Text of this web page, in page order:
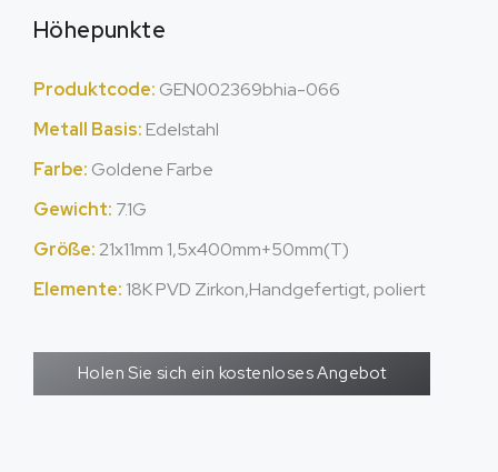
Höhepunkte
Produktcode: GEN002369bhia-066
Metall Basis: Edelstahl
Farbe: Goldene Farbe
Gewicht: 7.1G
Größe: 21x11mm 1,5x400mm+50mm(T)
Elemente: 18K PVD Zirkon,Handgefertigt, poliert
Holen Sie sich ein kostenloses Angebot